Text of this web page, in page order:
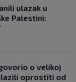
ulazak u
Palestini:
o velikoj
oprostiti od